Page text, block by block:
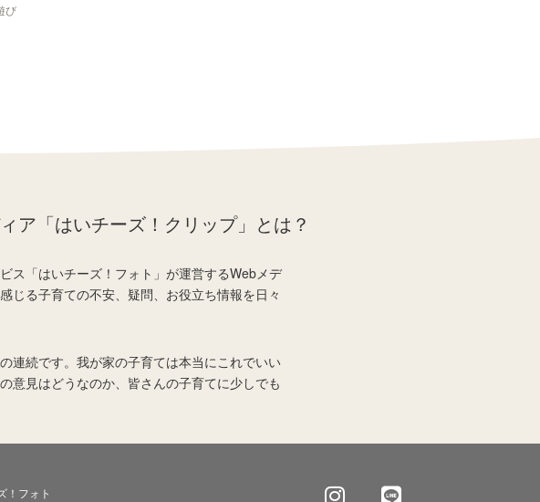
び
ア「はいチーズ！クリップ」とは？
ス「はいチーズ！フォト」が運営するWebメデ
じる子育ての不安、疑問、お役立ち情報を日々
連続です。我が家の子育ては本当にこれでいい
意見はどうなのか、皆さんの子育てに少しでも
！フォト